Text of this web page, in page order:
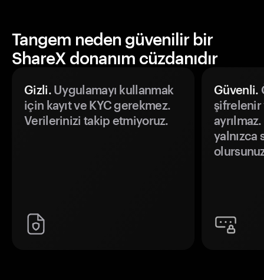
Tangem neden güvenilir bir
ShareX donanım cüzdanıdır
Gizli.Uygulamayı kullanmak
için kayıt ve KYC gerekmez.
Verilerinizi takip etmiyoruz.
Güvenli.
şifrelenir
yalnızca